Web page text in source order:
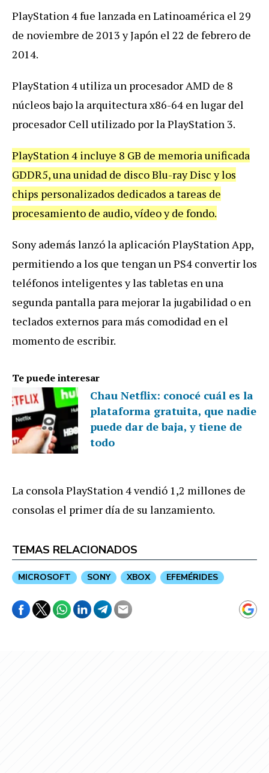
PlayStation 4 fue lanzada en Latinoamérica el 29
de noviembre de 2013 y Japón el 22 de febrero de
2014.
PlayStation 4 utiliza un procesador AMD de 8
núcleos bajo la arquitectura x86-64 en lugar del
procesador Cell utilizado por la PlayStation 3.
PlayStation 4 incluye 8 GB de memoria unificada
GDDR5, una unidad de disco Blu-ray Disc y los
chips personalizados dedicados a tareas de
procesamiento de audio, vídeo y de fondo.
Sony además lanzó la aplicación PlayStation App,
permitiendo a los que tengan un PS4 convertir los
teléfonos inteligentes y las tabletas en una
segunda pantalla para mejorar la jugabilidad o en
teclados externos para más comodidad en el
momento de escribir.
Te puede interesar
Chau Netflix: conocé cuál es la
plataforma gratuita, que nadie
puede dar de baja, y tiene de
todo
La consola PlayStation 4 vendió 1,2 millones de
consolas el primer día de su lanzamiento.
TEMAS RELACIONADOS
MICROSOFT SONY XBOX EFEMÉRIDES